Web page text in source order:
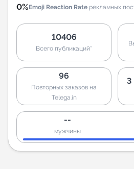
0%Emoji Reaction Rate рекламных
10406
Всего публикаций*
96
Повторных заказов на
Telega.in
3
--
мужчины